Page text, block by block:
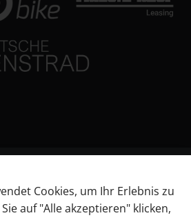
Impressum
Cookies, um Ihr Erlebnis zu
auf "Alle akzeptieren" klicken,